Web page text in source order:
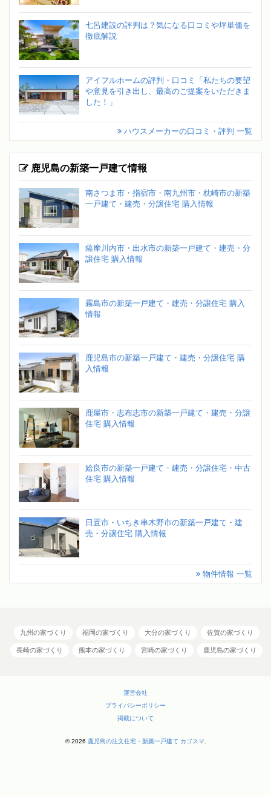
七呂建設の評判は？気になる口コミや坪単価を
徹底解説
アイフルホームの評判・口コミ「私たちの要望
や意見を引き出し、最高のご提案をいただきま
した！」
ハウスメーカーの口コミ・評判 一覧
鹿児島の新築一戸建て情報
南さつま市・指宿市・南九州市・枕崎市の新築
一戸建て・建売・分譲住宅 購入情報
薩摩川内市・出水市の新築一戸建て・建売・分
譲住宅 購入情報
霧島市の新築一戸建て・建売・分譲住宅 購入
情報
鹿児島市の新築一戸建て・建売・分譲住宅 購
入情報
鹿屋市・志布志市の新築一戸建て・建売・分譲
住宅 購入情報
姶良市の新築一戸建て・建売・分譲住宅・中古
住宅 購入情報
日置市・いちき串木野市の新築一戸建て・建
売・分譲住宅 購入情報
物件情報 一覧
九州の家づくり 福岡の家づくり 大分の家づくり 佐賀の家づくり
長崎の家づくり 熊本の家づくり 宮崎の家づくり 鹿児島の家づくり
運営会社
プライバシーポリシー
掲載について
© 2026 鹿児島の注文住宅・新築一戸建て カゴスマ